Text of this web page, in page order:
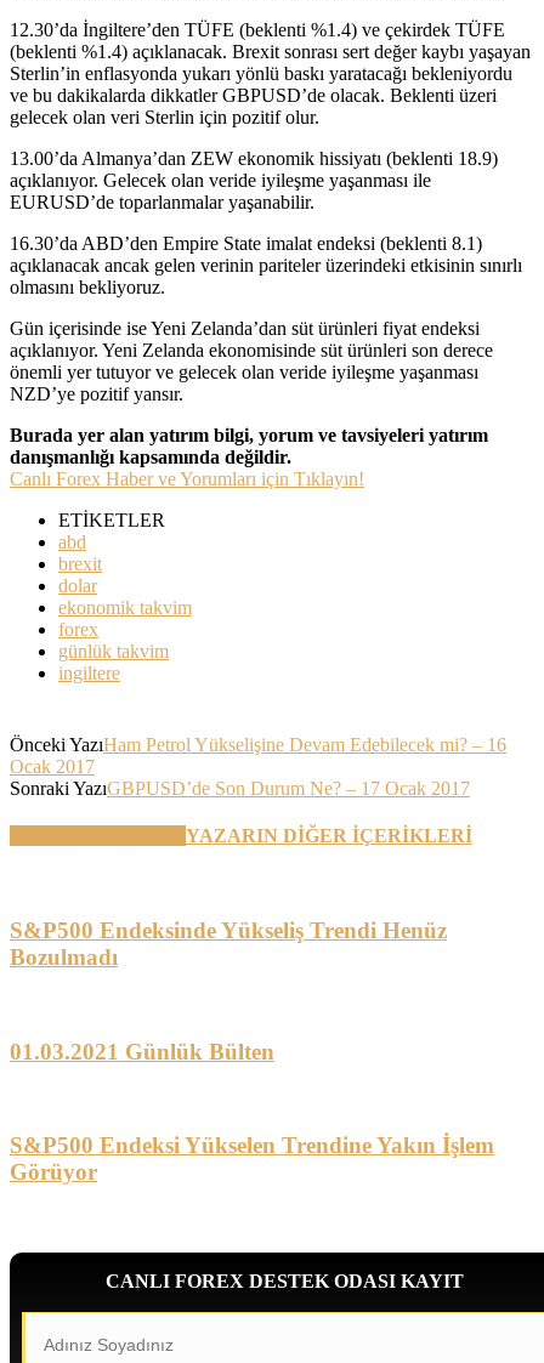
12.30’da İngiltere’den TÜFE (beklenti %1.4) ve çekirdek TÜFE
(beklenti %1.4) açıklanacak. Brexit sonrası sert değer kaybı yaşayan
Sterlin’in enflasyonda yukarı yönlü baskı yaratacağı bekleniyordu
ve bu dakikalarda dikkatler GBPUSD’de olacak. Beklenti üzeri
gelecek olan veri Sterlin için pozitif olur.
13.00’da Almanya’dan ZEW ekonomik hissiyatı (beklenti 18.9)
açıklanıyor. Gelecek olan veride iyileşme yaşanması ile
EURUSD’de toparlanmalar yaşanabilir.
16.30’da ABD’den Empire State imalat endeksi (beklenti 8.1)
açıklanacak ancak gelen verinin pariteler üzerindeki etkisinin sınırlı
olmasını bekliyoruz.
Gün içerisinde ise Yeni Zelanda’dan süt ürünleri fiyat endeksi
açıklanıyor. Yeni Zelanda ekonomisinde süt ürünleri son derece
önemli yer tutuyor ve gelecek olan veride iyileşme yaşanması
NZD’ye pozitif yansır.
Burada yer alan yatırım bilgi, yorum ve tavsiyeleri yatırım
danışmanlığı kapsamında değildir.
Canlı Forex Haber ve Yorumları için Tıklayın!
ETİKETLER
abd
brexit
dolar
ekonomik takvim
forex
günlük takvim
ingiltere
Önceki YazıHam Petrol Yükselişine Devam Edebilecek mi? – 16
Ocak 2017
Sonraki YazıGBPUSD’de Son Durum Ne? – 17 Ocak 2017
YAZARIN DİĞER İÇERİKLERİ
S&P500 Endeksinde Yükseliş Trendi Henüz
Bozulmadı
01.03.2021 Günlük Bülten
S&P500 Endeksi Yükselen Trendine Yakın İşlem
Görüyor
CANLI FOREX DESTEK ODASI KAYIT